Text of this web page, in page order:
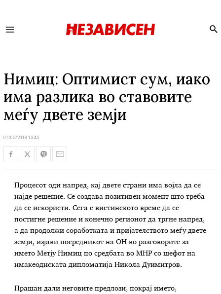
Нимиц: Оптимист сум, иако
има разлика во ставовите
меѓу двете земји
01/02/2018 13:45
Процесот оди напред, кај двете страни има војла да се
најде решение. Се создава позитивен момент што треба
да се искористи. Сега е вистинското време да се
постигне решение и конечно регионот да тргне напред,
а да продолжи соработката и пријателството меѓу двете
земји, изјави посредникот на ОН во разговорите за
името Метју Нимиц по средбата во МНР со шефот на
нмакеоднската дипломатија Никола Дуимитров.
Прашан дали неговите предлози, покрај името,